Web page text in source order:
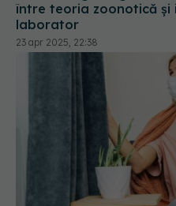
între teoria zoonotică și
laborator
23 apr 2025, 22:38